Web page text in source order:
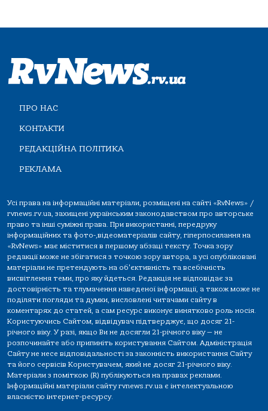
ПРО НАС
КОНТАКТИ
РЕДАКЦІЙНА ПОЛІТИКА
РЕКЛАМА
Усі права на інформаційні матеріали, розміщені на сайті «RvNews» /
rvnews.rv.ua, захищені українським законодавством про авторське
право та інші суміжні права. При використанні, передруку
інформаційних та фото-,відеоматеріалів сайту, гіперпосилання на
«RvNews» має міститися в першому абзаці тексту. Точка зору
редакції може не збігатися з точкою зору автора, а усі опубліковані
матеріали не претендують на об'єктивність та всебічність
висвітлення теми, про яку йдеться. Редакція не відповідає за
достовірність та тлумачення наведеної інформації, а також може не
поділяти погляди та думки, висловлені читачами сайту в
коментарях до статей, а сам ресурс виконує винятково роль носія.
Користуючись Сайтом, відвідувач підтверджує, що досяг 21-
річного віку. У разі, якщо Ви не досягли 21-річного віку — не
розпочинайте або припиніть користування Сайтом. Адміністрація
Сайту не несе відповідальності за законність використання Сайту
та його сервісів Користувачем, який не досяг 21-річного віку.
Матеріали з поміткою (R) публікуються на правах реклами.
Інформаційні матеріали сайту rvnews.rv.ua є інтелектуальною
власністю інтернет-ресурсу.